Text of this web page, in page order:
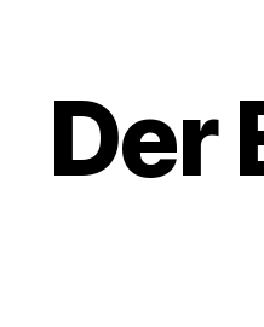
Der